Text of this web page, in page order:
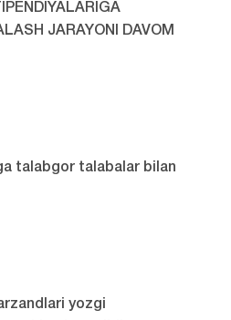
JARAYONI DAVOM
talabgor talabalar bilan
yozgi